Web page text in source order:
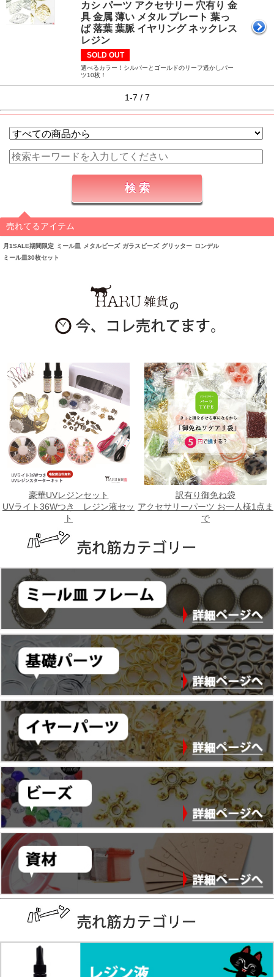
カシ パーツ アクセサリー 穴有り 金
具 金属 薄い メタル プレート 葉っ
ぱ 落葉 葉脈 イヤリング ネックレス
レジン
SOLD OUT
選べるカラー！シルバーとゴールドのリーフ透かしパー
ツ10枚！
1-7 / 7
売れてるアイテム
月1SALE期間限定 ミール皿 メタルビーズ ガラスビーズ グリッター ロンデル
ミール皿30枚セット
豪華UVレジンセット
UVライト36Wつき レジン液セッ
ト
訳有り御免ね袋
アクセサリーパーツ お一人様1点ま
で